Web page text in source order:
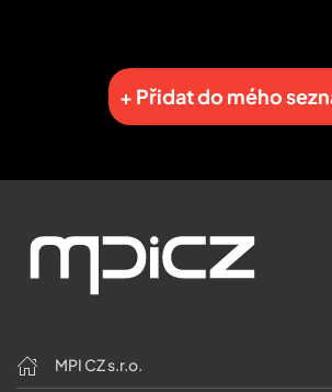
+ Přidat do mého
MPI CZ s.r.o.